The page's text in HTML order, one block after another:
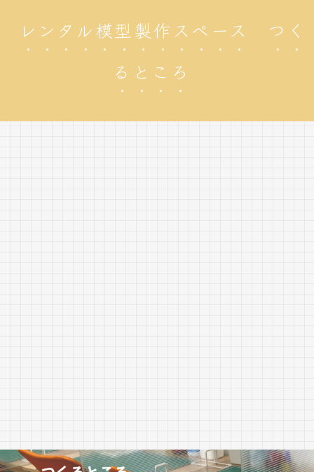
レンタル模型製作スペース つく
るところ